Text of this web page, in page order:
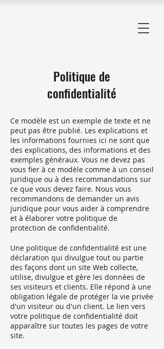
Politique de
confidentialité
Ce modèle est un exemple de texte et ne
peut pas être publié. Les explications et
les informations fournies ici ne sont que
des explications, des informations et des
exemples généraux. Vous ne devez pas
vous fier à ce modèle comme à un conseil
juridique ou à des recommandations sur
ce que vous devez faire. Nous vous
recommandons de demander un avis
juridique pour vous aider à comprendre
et à élaborer votre politique de
protection de confidentialité.
Une politique de confidentialité est une
déclaration qui divulgue tout ou partie
des façons dont un site Web collecte,
utilise, divulgue et gère les données de
ses visiteurs et clients. Elle répond à une
obligation légale de protéger la vie privée
d'un visiteur ou d'un client. Le lien vers
votre politique de confidentialité doit
apparaître sur toutes les pages de votre
site.